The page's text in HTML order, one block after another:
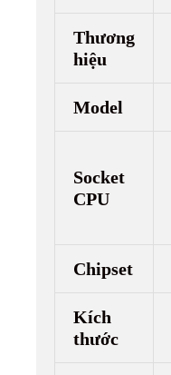
Thương
hiệu
Model
Socket
CPU
Chipset
Kích
thước